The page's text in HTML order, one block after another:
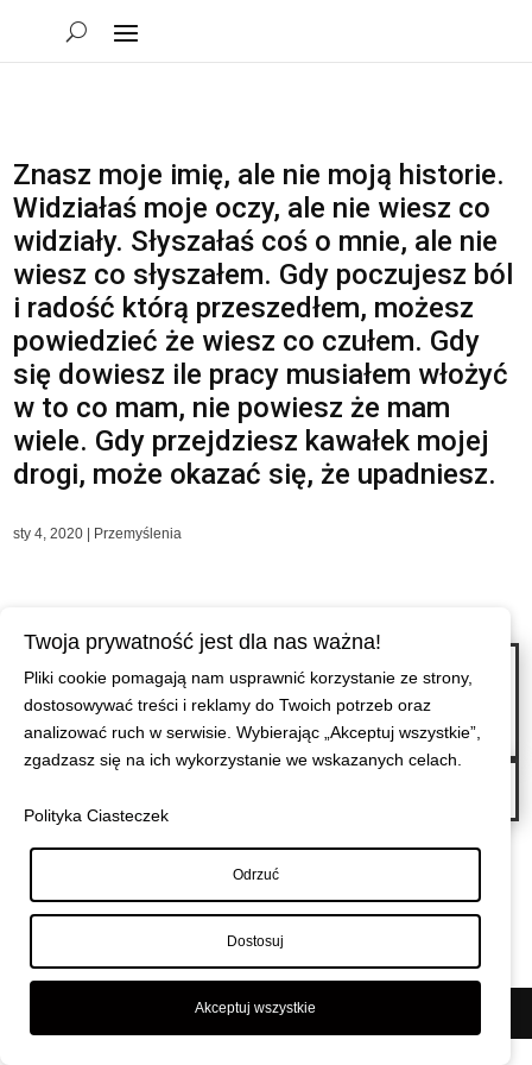
Znasz moje imię, ale nie moją historie.
Widziałaś moje oczy, ale nie wiesz co
widziały. Słyszałaś coś o mnie, ale nie
wiesz co słyszałem. Gdy poczujesz ból
i radość którą przeszedłem, możesz
powiedzieć że wiesz co czułem. Gdy
się dowiesz ile pracy musiałem włożyć
w to co mam, nie powiesz że mam
wiele. Gdy przejdziesz kawałek mojej
drogi, może okazać się, że upadniesz.
sty 4, 2020 Przemyślenia
W tym dniu życzę Ci: Cierpliwości, bo to od niej zależy w pełni Twoje
zrozumienie. Akceptacji, byś dojrzała do wrażliwości. Miłości, byś stała się
dobrym człowiekiem. Dzień po dniu, zachód po zachodzie, noc po nocy.
Polityka prywatności
Twoja prywatność jest dla nas ważna!
Pliki cookie pomagają nam usprawnić korzystanie ze strony,
dostosowywać treści i reklamy do Twoich potrzeb oraz
analizować ruch w serwisie. Wybierając „Akceptuj wszystkie”,
zgadzasz się na ich wykorzystanie we wskazanych celach.
Polityka Ciasteczek
Odrzuć
Dostosuj
Akceptuj wszystkie